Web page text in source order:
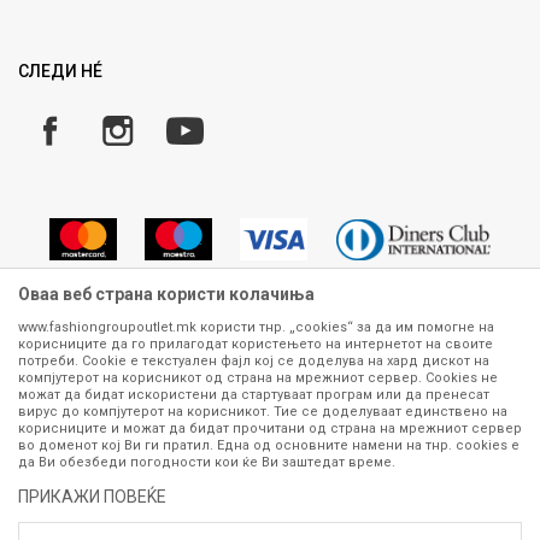
Замена и рефундација на производи
Плаќање
СЛЕДИ НÉ
Сите информации околу производите кои се изложени на нашата
онлајн продавница се стремиме да бидат конкретни, точни и прецизни,
меѓутоа не можеме да гарантираме дека се без ниту една грешка или
пак дека сите производи во моментот се достапни на залиха.
Фотографиите се најверодостојниот приказ на производот. Доколку
дојде до потреба за замена на производ или рефундација, процедурата
контактирајте не на телефонскиот број 070 275 363 или на е-
маилoutlet@fashiongroup.com.mkодпонеделник до петок (08-16ч)
Оваа веб страна користи колачиња
www.fashiongroupoutlet.mk користи тнр. „cookies“ за да им помогне на
корисниците да го прилагодат користењето на интернетот на своите
потреби. Cookie е текстуален фајл кој се доделува на хард дискот на
компјутерот на корисникот од страна на мрежниот сервер. Cookies не
можат да бидат искористени да стартуваат програм или да пренесат
вирус до компјутерот на корисникот. Тие се доделуваат единствено на
корисниците и можат да бидат прочитани од страна на мрежниот сервер
во доменот кој Ви ги пратил. Една од основните намени на тнр. сookies е
да Ви обезбеди погодности кои ќе Ви заштедат време.
ПРИКАЖИ ПОВЕЌЕ